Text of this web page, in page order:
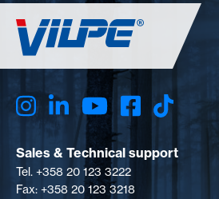
Sales & Technical support
Tel. +358 20 123 3222
Fax: +358 20 123 3218